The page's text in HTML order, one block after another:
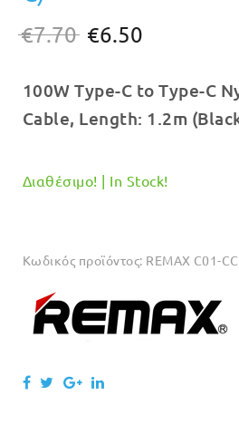
€7.70 Original
was:
€7.70.
€6.50
τιμή
είναι:
100W Type-C to Type-C
Cable, Length: 1.2m
Διαθέσιμο! | In Stock!
Κωδικός προϊόντος: REMAX C01-